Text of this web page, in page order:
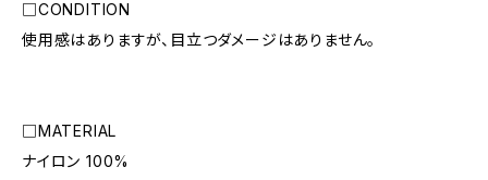
□CONDITION
使用感はありますが、目立つダメージはありません。
□MATERIAL
ナイロン 100%